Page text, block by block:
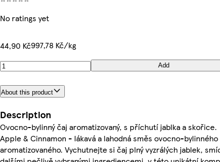
No ratings yet
44,90 Kč997,78 Kč/kg
Add
About this product
Description
Ovocno-bylinný čaj aromatizovaný, s příchutí jablka a skořice.
Apple & Cinnamon - lákavá a lahodná směs ovocno-
aromatizovaného. Vychutnejte si čaj plný vyzrálých jablek,